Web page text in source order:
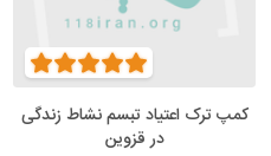
کمپ ترک اعتیاد تبسم نشاط زندگی
در قزوین